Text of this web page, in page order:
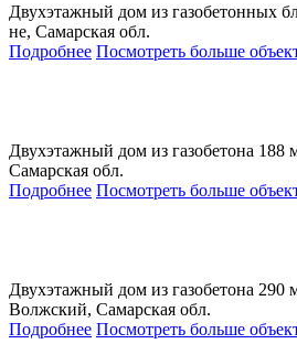
Двухэтажный дом из газобетонных
не, Самарская обл.
Подробнее Посмотреть больше
Двухэтажный дом из газобетона 188
Самарская обл.
Подробнее Посмотреть больше
Двухэтажный дом из газобетона 290
Волжский, Самарская обл.
Подробнее Посмотреть больше